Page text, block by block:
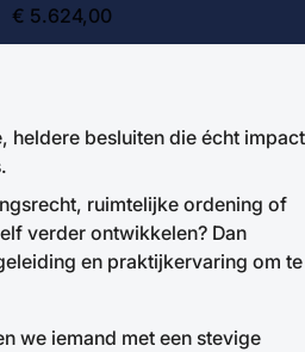
€ 5.624,00
besluiten die écht impact
ruimtelijke ordening of
verder ontwikkelen? Dan
en praktijkervaring om te
we iemand met een stevige